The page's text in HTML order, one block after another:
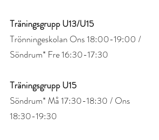
Träningsgrupp U13/U15
Trönningeskolan Ons 18:00-19:00 /
Söndrum* Fre 16:30-17:30
Träningsgrupp U15
Söndrum* Må 17:30-18:30 / Ons
18:30-19:30